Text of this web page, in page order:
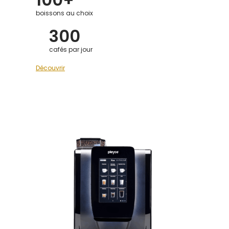
boissons au choix
300
cafés par jour
Découvrir